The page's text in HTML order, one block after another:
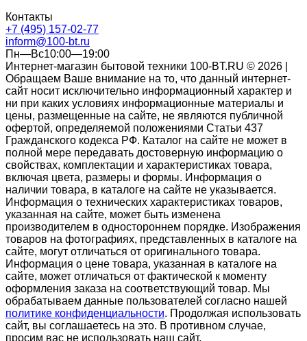
Контакты
+7 (495) 157-02-77
inform@100-bt.ru
Пн—Вс10:00—19:00
Интернет-магазин бытовой техники 100-BT.RU © 2026 |
Обращаем Ваше внимание на то, что данный интернет-
сайт носит исключительно информационный характер и
ни при каких условиях информационные материалы и
цены, размещенные на сайте, не являются публичной
офертой, определяемой положениями Статьи 437
Гражданского кодекса РФ. Каталог на сайте не может в
полной мере передавать достоверную информацию о
свойствах, комплектации и характеристиках товара,
включая цвета, размеры и формы. Информация о
наличии товара, в каталоге на сайте не указывается.
Информация о технических характеристиках товаров,
указанная на сайте, может быть изменена
производителем в одностороннем порядке. Изображения
товаров на фотографиях, представленных в каталоге на
сайте, могут отличаться от оригинального товара.
Информация о цене товара, указанная в каталоге на
сайте, может отличаться от фактической к моменту
оформления заказа на соответствующий товар. Мы
обрабатываем данные пользователей согласно нашей
политике конфиденциальности. Продолжая использовать
сайт, вы соглашаетесь на это. В противном случае,
просим вас не использовать наш сайт.